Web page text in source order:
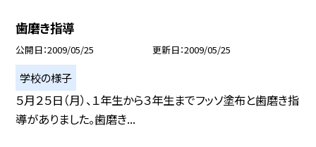
歯磨き指導
公開日 2009/05/25 更新日 2009/05/25
学校の様子
５月２５日（月）、１年生から３年生までフッソ塗布と歯磨き指
導がありました。歯磨き...